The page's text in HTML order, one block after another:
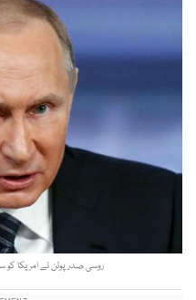
روسی صدر پوٹن نے امریکا کو